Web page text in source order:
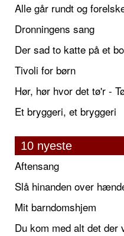
Alle går rundt og
Dronningens sang
Der sad to katte på et
Tivoli for børn
Hør, hør hvor det tø'r -
Et bryggeri, et bryggeri
10 nyeste
Aftensang
Slå hinanden over
Mit barndomshjem
Du kom med alt det der